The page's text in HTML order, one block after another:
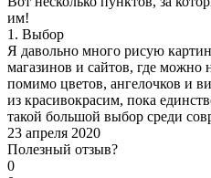
им!
1. Выбор
Я давольно много рисую
магазинов и сайтов, где можно
помимо цветов, ангелочков и
из красивокрасим, пока
такой большой выбор среди
23 апреля 2020
Полезный отзыв?
0